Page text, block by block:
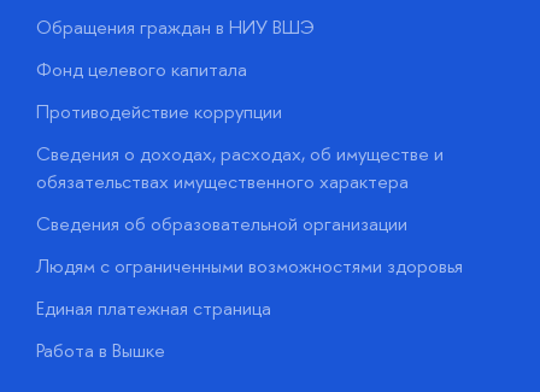
Обращения граждан в НИУ ВШЭ
Фонд целевого капитала
Противодействие коррупции
Сведения о доходах, расходах, об имуществе и
обязательствах имущественного характера
Сведения об образовательной организации
Людям с ограниченными возможностями здоровья
Единая платежная страница
Работа в Вышке